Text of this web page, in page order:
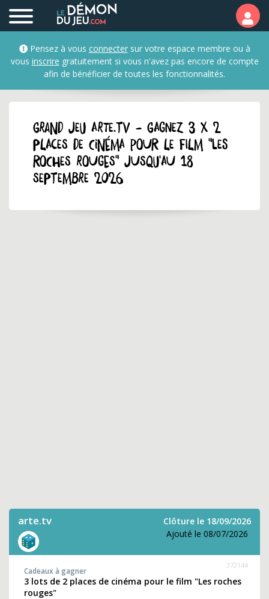
Pensez à vous connectersur votre espace membre ou à
vous inscrire gratuitement si vous n'avez pas encore de compte
afin de bénéficier de toutes les fonctionnalités.
GRAND JEU arte.tv - Gagnez 3 x 2
places de cinéma pour le film "Les
roches rouges" jusqu'au 18
septembre 2026
arte.tv
Clôture le 18/09/2026
Ajouté le 08/07/2026
372144
Cadeaux à gagner
3 lots de 2 places de cinéma pour le film "Les roches
rouges"